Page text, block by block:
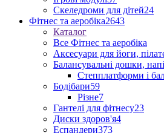
Скеледроми для дітей24
Фітнес та аеробіка2643
Каталог
Все Фітнес та аеробіка
Аксесуари для йоги,
Балансувальні дошки,
Степплатформи і
Бодібари59
Різне7
Гантелі для фітнесу23
Диски здоров'я4
Еспандери373